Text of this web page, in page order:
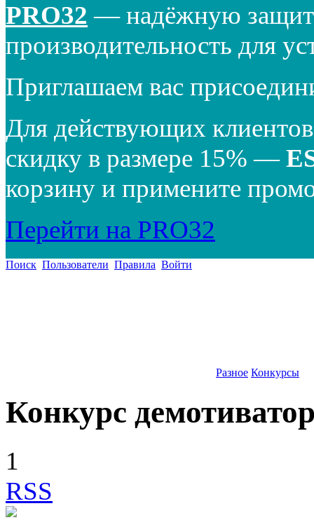
PRO32 — надёжную
производительность для
Приглашаем вас
Для действующих
скидку в размере 15% —
корзину и примените
Перейти на PRO32
Поиск Пользователи Правила Войти
Разное Конкурсы
Конкурс
1
RSS